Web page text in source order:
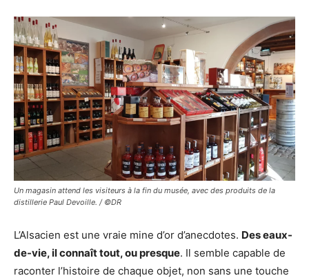
Un magasin attend les visiteurs à la fin du musée, avec des produits de la
distillerie Paul Devoille. / ©DR
L’Alsacien est une vraie mine d’or d’anecdotes. Des eaux-
de-vie, il connaît tout, ou presque. Il semble capable de
raconter l’histoire de chaque objet, non sans une touche